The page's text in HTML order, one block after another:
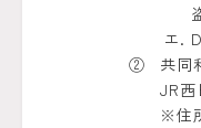
共同
JR西
※住